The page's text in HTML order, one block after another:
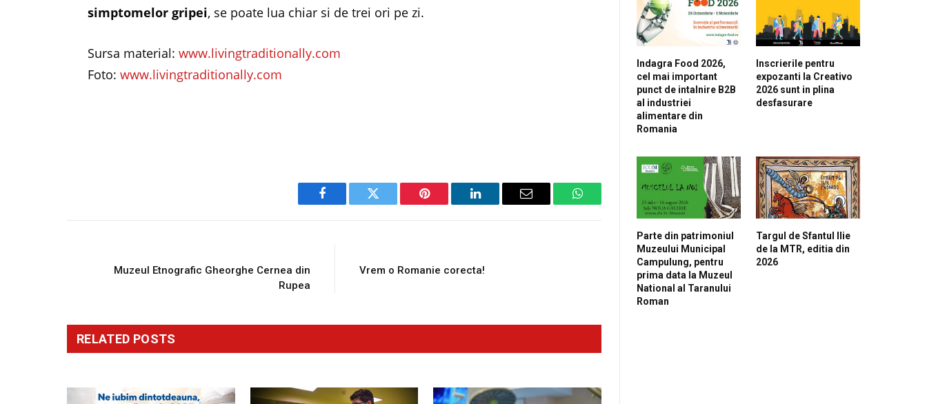
simptomelor gripei, se poate lua chiar si de trei ori pe zi.
Sursa material:www.livingtraditionally.com
Foto:www.livingtraditionally.com
Facebook Twitter Pinterest LinkedIn Email WhatsApp
Muzeul Etnografic Gheorghe Cernea din
Rupea
Vrem o Romanie corecta!
RELATED POSTS
Indagra Food 2026,
cel mai important
punct de intalnire B2B
al industriei
alimentare din
Romania
Inscrierile pentru
expozanti la Creativo
2026 sunt in plina
desfasurare
Parte din patrimoniul
Muzeului Municipal
Campulung, pentru
prima data la Muzeul
National al Taranului
Roman
Targul de Sfantul Ilie
de la MTR, editia din
2026